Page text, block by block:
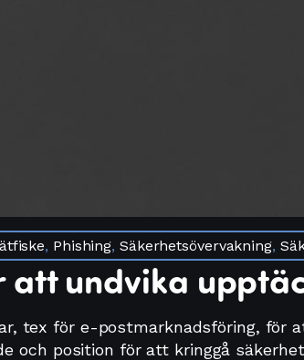
, Phishing, Säkerhetsövervakning,
undvika
tex för e-postmarknadsföring, för
och position för att kringgå